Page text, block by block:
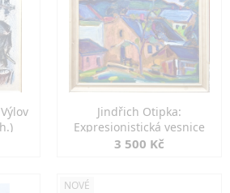
Jindřich Otipka:
Expresionistická vesnice
3 500 Kč
NOVÉ